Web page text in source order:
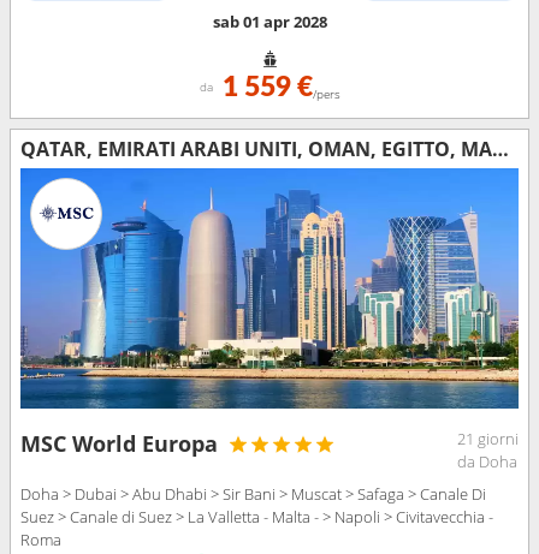
sab 01 apr 2028
da 1 559 €/pers
QATAR, EMIRATI ARABI UNITI, OMAN, EGITTO, MALTA, ITALIA
MSC World Europa
21 giorni
da Doha
Doha > Dubai > Abu Dhabi > Sir Bani > Muscat > Safaga > Canale Di
Suez > Canale di Suez > La Valletta - Malta - > Napoli > Civitavecchia -
Roma